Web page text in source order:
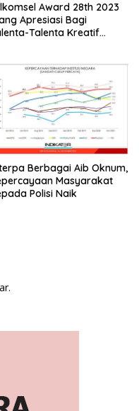
Award 28th 2023
Apresiasi Bagi
Talenta Kreatif
Berbagai Aib Oknum,
Masyarakat
Polisi Naik